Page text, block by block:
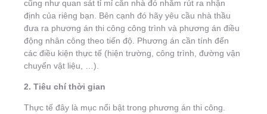
cũng như quan sát tỉ mỉ căn nhà đó nhằm rút ra nhận
định của riêng bạn. Bên cạnh đó hãy yêu cầu nhà thầu
đưa ra phương án thi công công trình và phương án điều
động nhân công theo tiến độ. Phương án cần tính đến
các điều kiện thực tế (hiện trường, công trình, đường vận
chuyển vật liệu, …).
2. Tiêu chí thời gian
Thực tế đây là mục nổi bật trong phương án thi công.